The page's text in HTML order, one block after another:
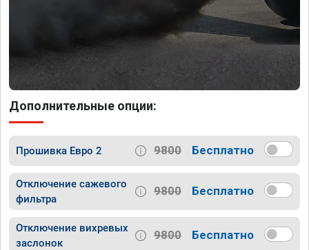
Дополнительные опции:
Прошивка Евро 2 9800 Бесплатно
Отключение сажевого
фильтра
9800 Бесплатно
Отключение вихревых
заслонок
9800 Бесплатно